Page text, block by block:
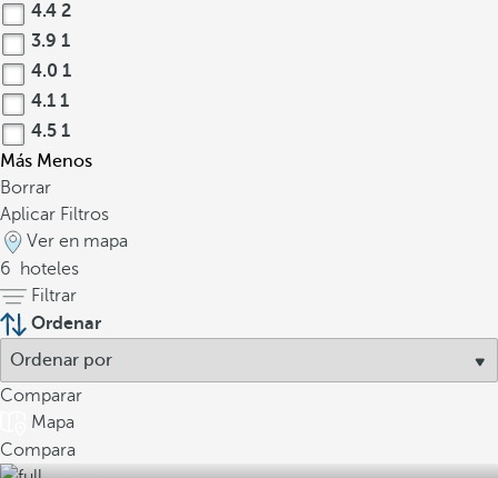
4.4 2
3.9 1
4.0 1
4.1 1
4.5 1
Más Menos
Borrar
Aplicar Filtros
Ver en mapa
6
hoteles
Filtrar
Ordenar
Comparar
Mapa
Compara